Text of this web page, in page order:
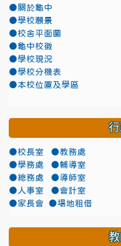
●關於龜中
●學校願景
●校舍平面圖
●龜中校徽
●學校現況
●學校分機表
●本校位置及學區
●校長室
●教務處
●學務處
●輔導室
●總務處
●導師室
●人事室
●會計室
●家長會
●場地租借